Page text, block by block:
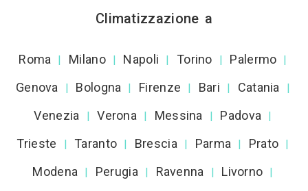
Climatizzazione a
Roma | Milano | Napoli | Torino | Palermo |
Genova | Bologna | Firenze | Bari | Catania |
Venezia | Verona | Messina | Padova |
Trieste | Taranto | Brescia | Parma | Prato |
Modena | Perugia | Ravenna | Livorno |